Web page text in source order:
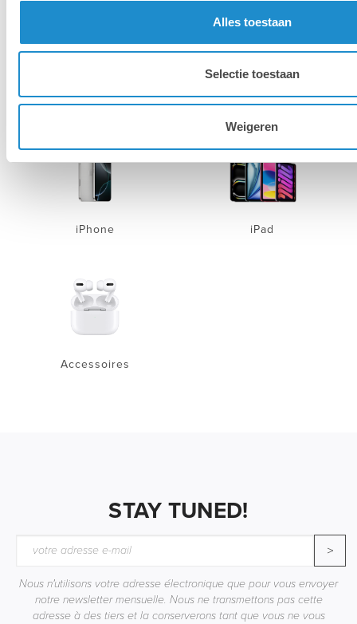
Alles toestaan
Selectie toestaan
Weigeren
Mac Mac
iPhone iPad
Accessoires
STAY TUNED!
>
Nous n'utilisons votre adresse électronique que pour vous envoyer
notre newsletter mensuelle. Nous ne transmettons pas cette
adresse à des tiers et la conserverons tant que vous ne vous